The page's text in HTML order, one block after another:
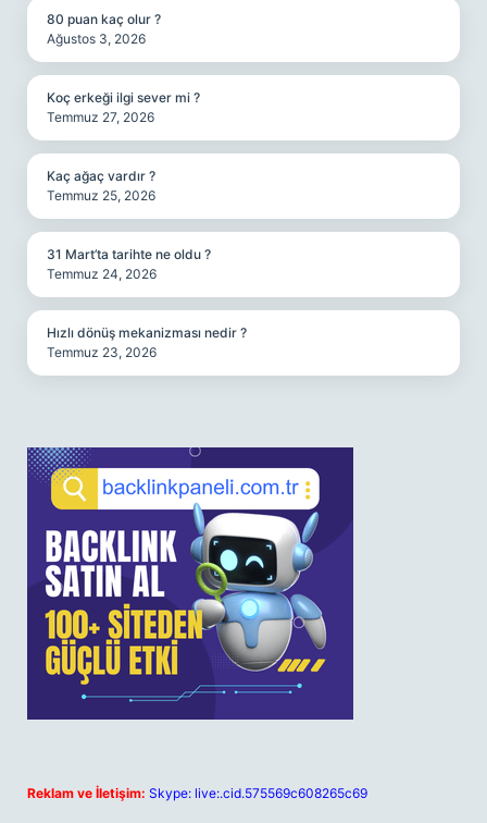
80 puan kaç olur ?
Ağustos 3, 2026
Koç erkeği ilgi sever mi ?
Temmuz 27, 2026
Kaç ağaç vardır ?
Temmuz 25, 2026
31 Mart’ta tarihte ne oldu ?
Temmuz 24, 2026
Hızlı dönüş mekanizması nedir ?
Temmuz 23, 2026
Reklam ve İletişim: Skype: live:.cid.575569c608265c69